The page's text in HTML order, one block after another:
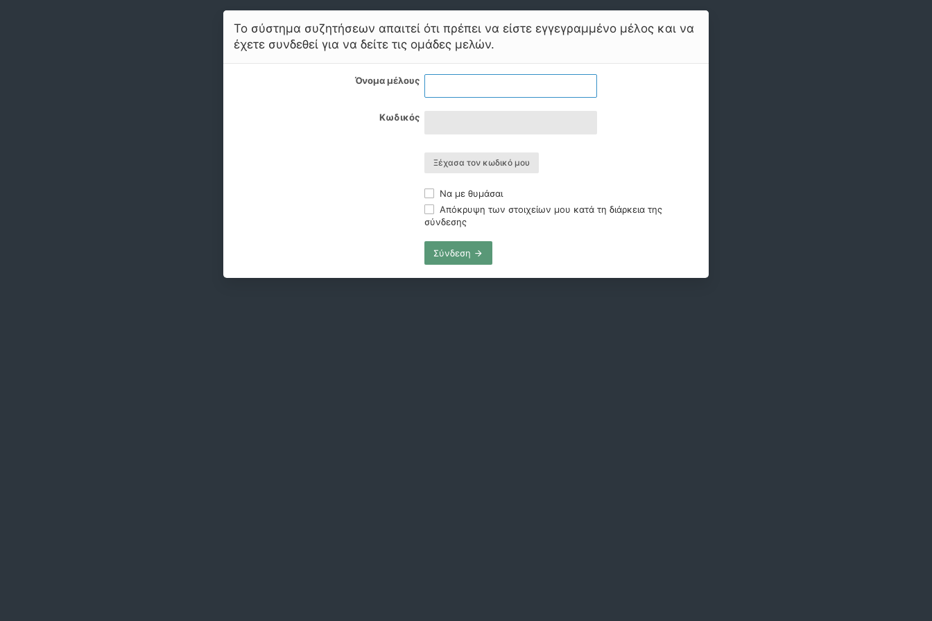
Το σύστημα συζητήσεων απαιτεί ότι πρέπει να είστε εγγεγραμμένο μέλος και να
έχετε συνδεθεί για να δείτε τις ομάδες μελών.
Όνομα μέλους
Κωδικός
Ξέχασα τον κωδικό μου
Να με θυμάσαι
Απόκρυψη των στοιχείων μου κατά τη διάρκεια της
σύνδεσης
Σύνδεση